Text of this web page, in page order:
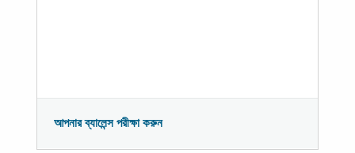
আপনার ব্যালেন্স পরীক্ষা করুন